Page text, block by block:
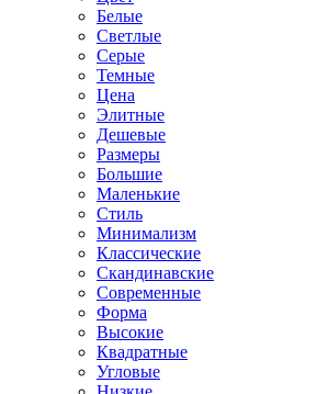
Белые
Светлые
Серые
Темные
Цена
Элитные
Дешевые
Размеры
Большие
Маленькие
Стиль
Минимализм
Классические
Скандинавские
Современные
Форма
Высокие
Квадратные
Угловые